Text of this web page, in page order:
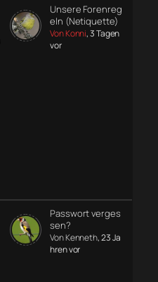
Unsere Forenreg
eln (Netiquette)
Von Konni, 3 Tagen
vor
Passwort verges
sen?
Von Kenneth, 23 Ja
hren vor